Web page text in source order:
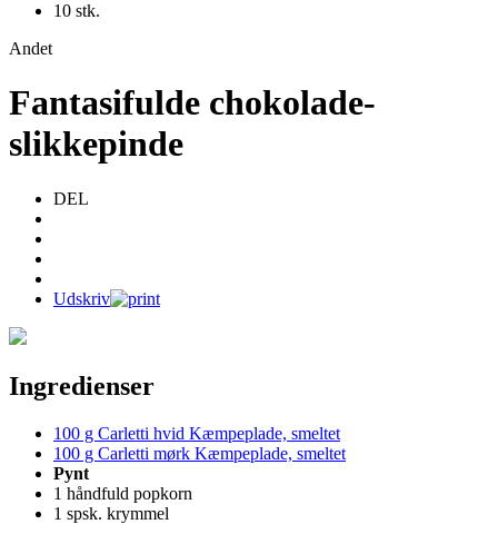
10 stk.
Andet
Fantasifulde chokolade-
slikkepinde
DEL
Udskriv
Ingredienser
100 g Carletti hvid Kæmpeplade, smeltet
100 g Carletti mørk Kæmpeplade, smeltet
Pynt
1 håndfuld popkorn
1 spsk. krymmel